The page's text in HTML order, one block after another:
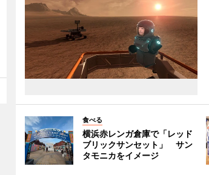
食べる
横浜赤レンガ倉庫で「レッド
ブリックサンセット」 サン
タモニカをイメージ